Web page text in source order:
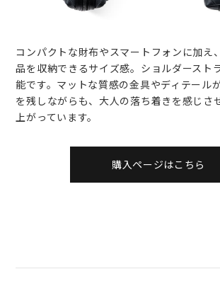
コンパクトな財布やスマートフォンに加え
品を収納できるサイズ感。ショルダースト
能です。マットな質感の金具やディテール
を残しながらも、大人の落ち着きを感じさ
上がっています。
購入ページはこちら